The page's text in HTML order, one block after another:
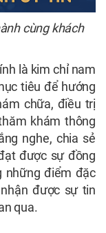
cùng khách
là kim chỉ nam
tiêu để hướng
chữa, điều trị
khám thông
nghe, chia sẻ
được sự đồng
những điểm đặc
được sự tin
qua.